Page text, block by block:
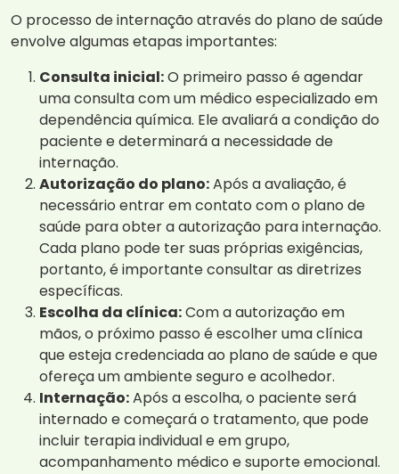
O processo de internação através do plano de saúde
envolve algumas etapas importantes:
Consulta inicial:O primeiro passo é agendar
uma consulta com um médico especializado em
dependência química. Ele avaliará a condição do
paciente e determinará a necessidade de
internação.
Autorização do plano:Após a avaliação, é
necessário entrar em contato com o plano de
saúde para obter a autorização para internação.
Cada plano pode ter suas próprias exigências,
portanto, é importante consultar as diretrizes
específicas.
Escolha da clínica:Com a autorização em
mãos, o próximo passo é escolher uma clínica
que esteja credenciada ao plano de saúde e que
ofereça um ambiente seguro e acolhedor.
Internação:Após a escolha, o paciente será
internado e começará o tratamento, que pode
incluir terapia individual e em grupo,
acompanhamento médico e suporte emocional.